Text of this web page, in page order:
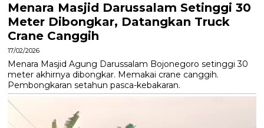
Menara Masjid Darussalam Setinggi 30
Meter Dibongkar, Datangkan Truck
Crane Canggih
17/02/2026
Menara Masjid Agung Darussalam Bojonegoro setinggi 30
meter akhirnya dibongkar. Memakai crane canggih.
Pembongkaran setahun pasca-kebakaran.